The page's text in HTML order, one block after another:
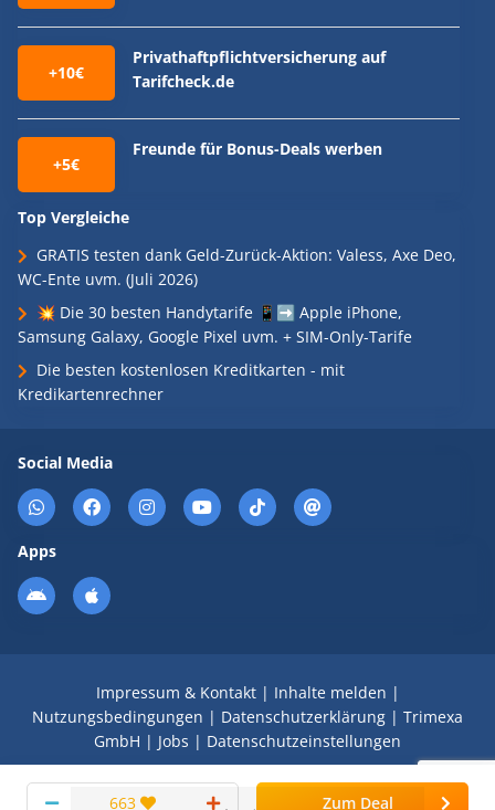
663 Zum Deal
+10€
Privathaftpflichtversicherung auf
Tarifcheck.de
+5€
Freunde für Bonus-Deals werben
Top Vergleiche
GRATIS testen dank Geld-Zurück-Aktion: Valess, Axe Deo,
WC-Ente uvm. (Juli 2026)
💥 Die 30 besten Handytarife 📱➡️ Apple iPhone,
Samsung Galaxy, Google Pixel uvm. + SIM-Only-Tarife
Die besten kostenlosen Kreditkarten - mit
Kredikartenrechner
Social Media
Apps
Impressum & Kontakt| Inhalte melden |
Nutzungsbedingungen | Datenschutzerklärung | Trimexa
GmbH | Jobs | Datenschutzeinstellungen
© 2008 - 2026 Schnäppchen Blog mit Doktortitel -